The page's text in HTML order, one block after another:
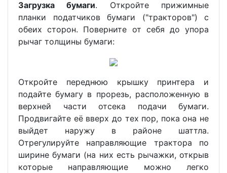
Загрузка бумаги. Откройте прижимные
планки податчиков бумаги ("тракторов") с
обеих сторон. Поверните от себя до упора
рычаг толщины бумаги:
Откройте переднюю крышку принтера и
подайте бумагу в прорезь, расположенную в
верхней части отсека подачи бумаги.
Продвигайте её вверх до тех пор, пока она не
выйдет наружу в районе шаттла.
Отрегулируйте направляющие трактора по
ширине бумаги (на них есть рычажки, открыв
которые направляющие можно легко